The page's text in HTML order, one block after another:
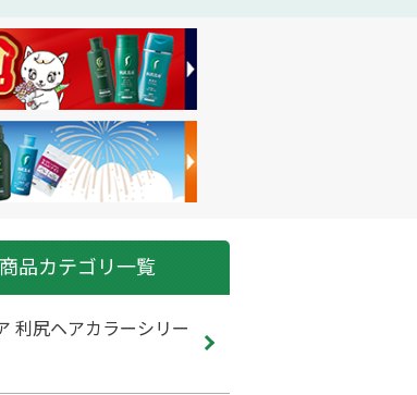
商品カテゴリ一覧
利尻ヘアカラーシリー